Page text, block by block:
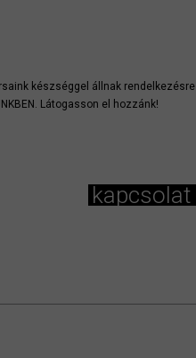
készséggel állnak rendelkezésre
Látogasson el hozzánk!
kapcsolat